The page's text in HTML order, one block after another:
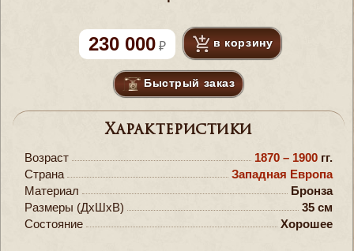
230 000 в корзину
Быстрый заказ
Характеристики
Возраст 1870 – 1900 гг.
Страна
Западная Европа
Материал
Бронза
Размеры (ДxШxВ)
35 см
Состояние
Хорошее